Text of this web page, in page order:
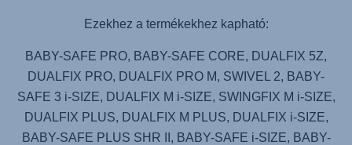
Ezekhez a termékekhez kapható:
BABY-SAFE PRO, BABY-SAFE CORE, DUALFIX 5Z,
DUALFIX PRO, DUALFIX PRO M, SWIVEL 2, BABY-
SAFE 3 i-SIZE, DUALFIX M i-SIZE, SWINGFIX M i-SIZE,
DUALFIX PLUS, DUALFIX M PLUS, DUALFIX i-SIZE,
BABY-SAFE PLUS SHR II, BABY-SAFE i-SIZE, BABY-